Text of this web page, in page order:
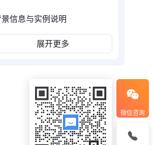
景信息与实例说明
展开更多
微信咨询